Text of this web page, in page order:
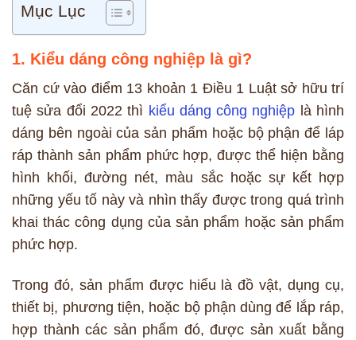
Mục Lục
1. Kiểu dáng công nghiệp là gì?
Căn cứ vào điểm 13 khoản 1 Điều 1 Luật sở hữu trí
tuệ sửa đổi 2022 thì kiểu dáng công nghiệp là hình
dáng bên ngoài của sản phẩm hoặc bộ phận để láp
ráp thành sản phẩm phức hợp, được thể hiện bằng
hình khối, đường nét, màu sắc hoặc sự kết hợp
những yếu tố này và nhìn thấy được trong quá trình
khai thác công dụng của sản phẩm hoặc sản phẩm
phức hợp.
Trong đó, sản phẩm được hiểu là đồ vật, dụng cụ,
thiết bị, phương tiện, hoặc bộ phận dùng để lắp ráp,
hợp thành các sản phẩm đó, được sản xuất bằng